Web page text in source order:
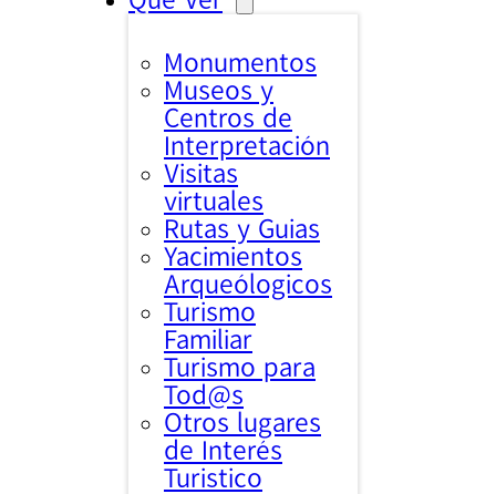
Monumentos
Museos y
Centros de
Interpretación
Visitas
virtuales
Rutas y Guias
Yacimientos
Arqueólogicos
Turismo
Familiar
Turismo para
Tod@s
Otros lugares
de Interés
Turistico